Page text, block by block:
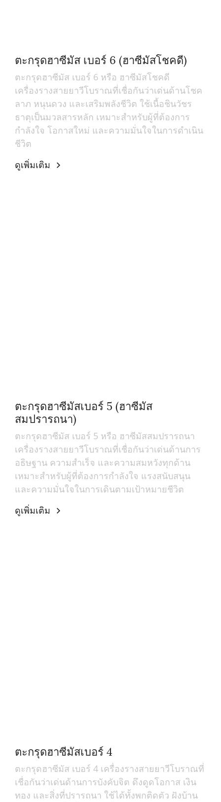
ตะกรุดฮาซีมัส เบอร์ 6 (ฮาซีมัสโชคดี)
ตะกรุดฮาซีมัส เบอร์ 6 หรือ ฮาซีมัสโชคดี
เครื่องรางสายยาวีโบราณที่เชื่อกันว่าเด่นด้านโชค
ลาภ หนุนดวง และเสริมพลังชีวิต ใช้เนื้อชินวัชร
ธาตุเป็นมวลสารหลัก เหมาะสำหรับผู้ที่ต้องการ
กำลังใจ โอกาสใหม่ และความมั่นใจในการดำเนิน
ชีวิต
ดูเพิ่มเติม
ตะกรุดฮาซีมัสเบอร์ 5 (ฮาซีมัส
สมปรารถนา)
ตะกรุดฮาซีมัส เบอร์ 5 หรือ ฮาซีมัสสมปรารถนา
เครื่องรางสายยาวีโบราณที่เชื่อกันว่าเด่นด้านการ
อธิษฐาน ความสำเร็จ และความสมหวังทุกด้าน
เหมาะสำหรับผู้ที่ต้องการกำลังใจ แรงสนับสนุน
และความมั่นใจในการเดินตามเป้าหมายชีวิต
ดูเพิ่มเติม
ตะกรุดฮาซีมัสเบอร์ 4
ตะกรุดฮาซีมัส เบอร์ 4 เครื่องรางสายยาวีโบราณที่
เชื่อกันว่าเด่นด้านการบังคับจิต ดึงดูดโอกาส เงิน
ทอง และสิ่งที่ปรารถนา ใช้ได้ทั้งพกติดตัว ฝังบ้าน